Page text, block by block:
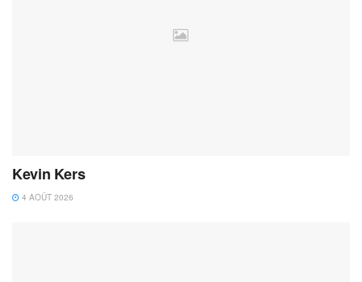
Kevin Kers
4 AOÛT 2026